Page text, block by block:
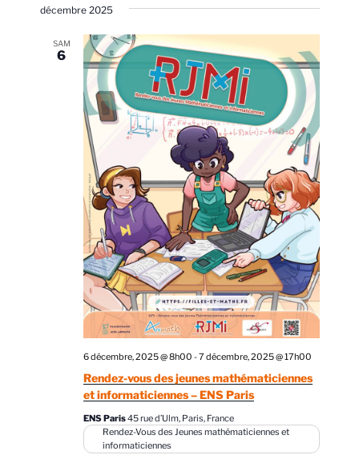
décembre 2025
SAM
6
Rendez-vous des jeunes mathématiciennes
et informaticiennes – ENS Paris
6 décembre, 2025 @ 8h00 -7 décembre, 2025 @ 17h00
ENS Paris45 rue d’Ulm, Paris, France
Rendez-Vous des Jeunes mathématiciennes et
informaticiennes